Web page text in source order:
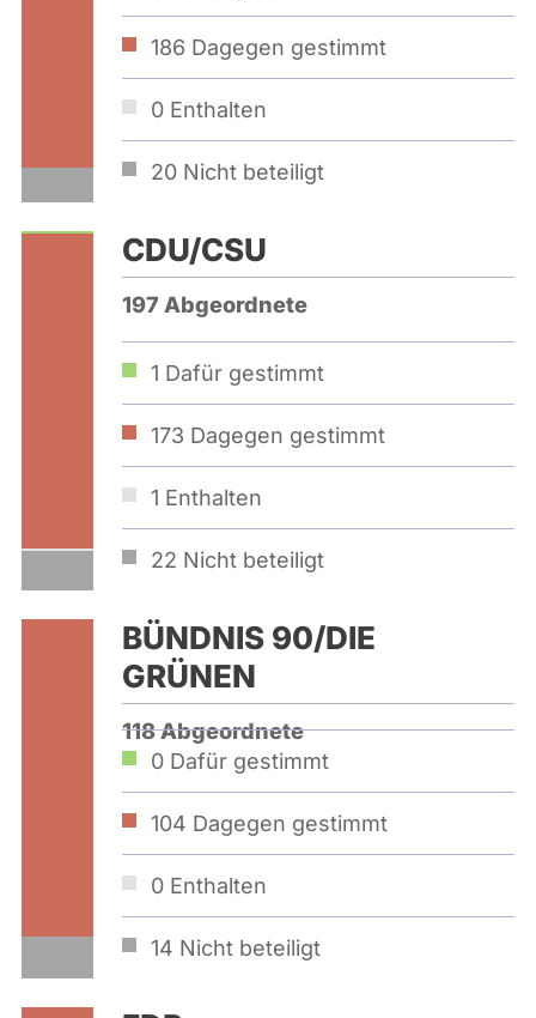
186 Dagegen gestimmt
0 Enthalten
20 Nicht beteiligt
CDU/CSU
197 Abgeordnete
1 Dafür gestimmt
173 Dagegen gestimmt
1 Enthalten
22 Nicht beteiligt
BÜNDNIS 90/­DIE
GRÜNEN
118 Abgeordnete
0 Dafür gestimmt
104 Dagegen gestimmt
0 Enthalten
14 Nicht beteiligt